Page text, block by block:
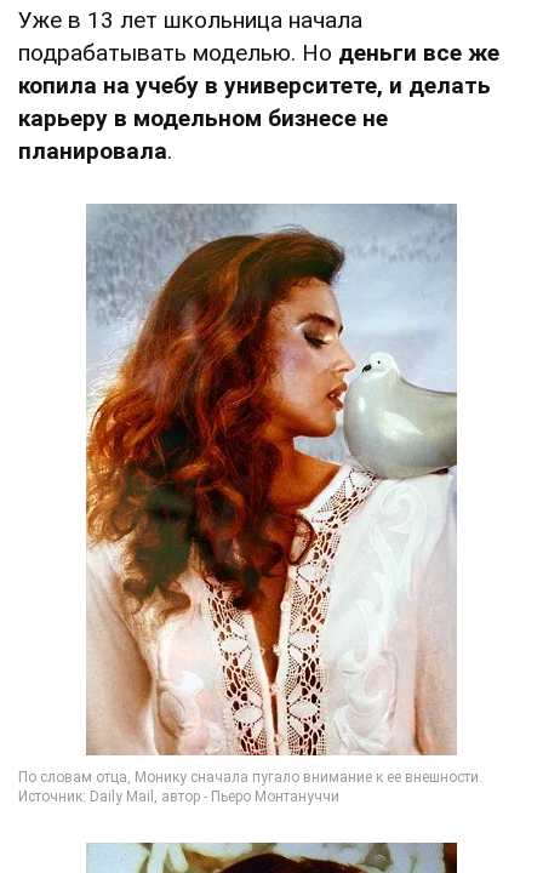
Уже в 13 лет школьница начала
подрабатывать моделью. Но деньги все же
копила на учебу в университете, и делать
карьеру в модельном бизнесе не
планировала.